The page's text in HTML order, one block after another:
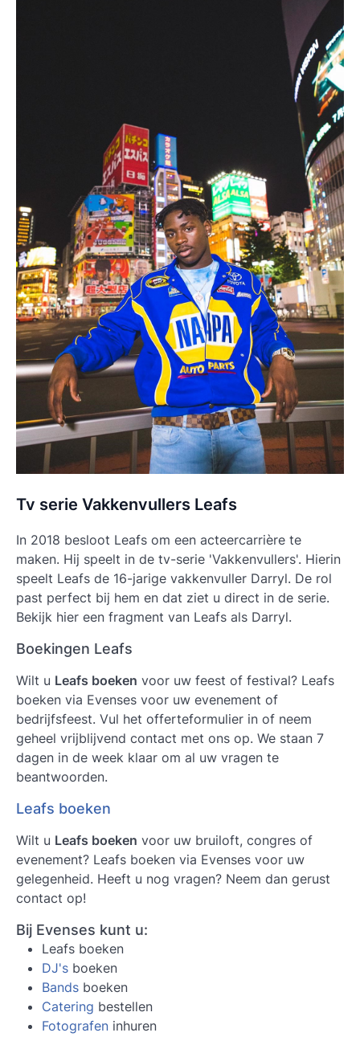
Tv serie Vakkenvullers Leafs
In 2018 besloot Leafs om een acteercarrière te
maken. Hij speelt in de tv-serie 'Vakkenvullers'. Hierin
speelt Leafs de 16-jarige vakkenvuller Darryl. De rol
past perfect bij hem en dat ziet u direct in de serie.
Bekijk hier een fragment van Leafs als Darryl.
Boekingen Leafs
Wilt u Leafs boeken voor uw feest of festival? Leafs
boeken via Evenses voor uw evenement of
bedrijfsfeest. Vul het offerteformulier in of neem
geheel vrijblijvend contact met ons op. We staan 7
dagen in de week klaar om al uw vragen te
beantwoorden.
Leafs boeken
Wilt u Leafs boeken voor uw bruiloft, congres of
evenement? Leafs boeken via Evenses voor uw
gelegenheid. Heeft u nog vragen? Neem dan gerust
contact op!
Bij Evenses kunt u:
Leafs boeken
DJ's boeken
Bands boeken
Catering bestellen
Fotografen inhuren